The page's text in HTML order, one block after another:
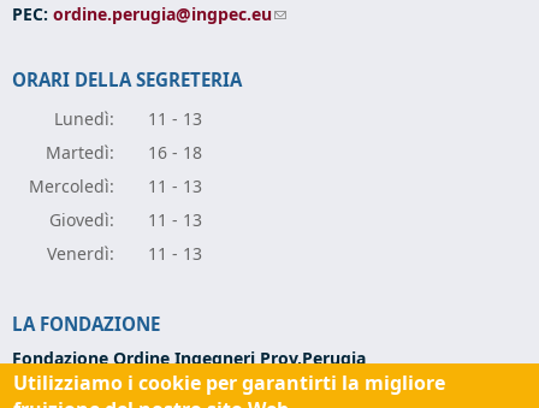
PEC: ordine.perugia@ingpec.eu(link sends e-mail)
ORARI DELLA SEGRETERIA
Lunedì:
11 - 13
Martedì:
16 - 18
Mercoledì:
11 - 13
Giovedì:
11 - 13
Venerdì: 11 - 13
LA FONDAZIONE
Fondazione Ordine Ingegneri Prov.Perugia
Via Campo di Marte, 9 - 06124 Perugia
Utilizziamo i cookie per garantirti la migliore